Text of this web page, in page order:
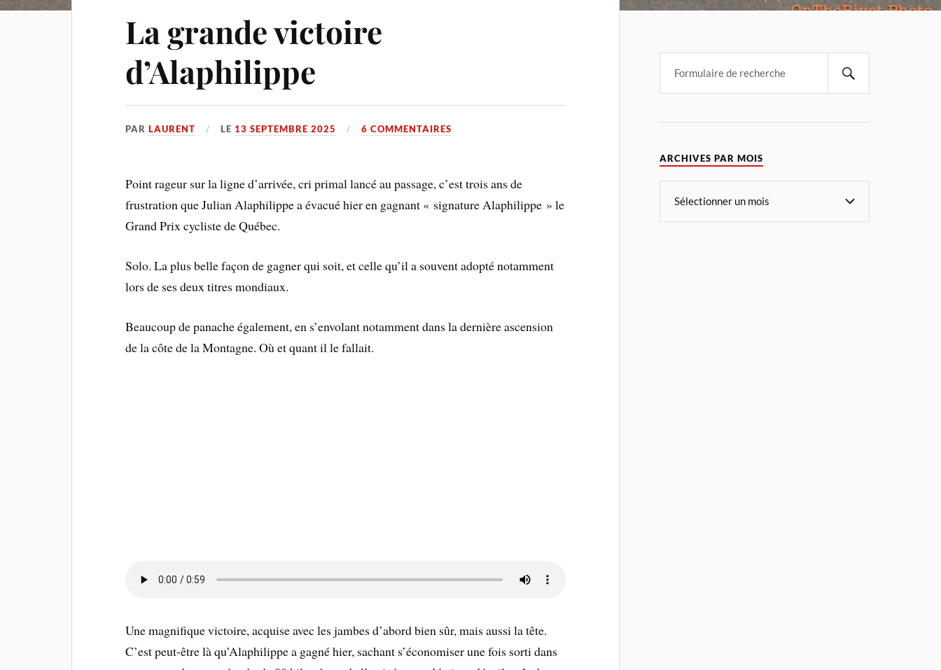
La grande victoire
d’Alaphilippe
PARLAURENT LE 13 SEPTEMBRE 2025 6 COMMENTAIRES
Point rageur sur la ligne d’arrivée, cri primal lancé au passage, c’est trois ans de
frustration que Julian Alaphilippe a évacué hier en gagnant « signature Alaphilippe » le
Grand Prix cycliste de Québec.
Solo. La plus belle façon de gagner qui soit, et celle qu’il a souvent adopté notamment
lors de ses deux titres mondiaux.
Beaucoup de panache également, en s’envolant notamment dans la dernière ascension
de la côte de la Montagne. Où et quant il le fallait.
Une magnifique victoire, acquise avec les jambes d’abord bien sûr, mais aussi la tête.
C’est peut-être là qu’Alaphilippe a gagné hier, sachant s’économiser une fois sorti dans
ARCHIVES PAR MOIS